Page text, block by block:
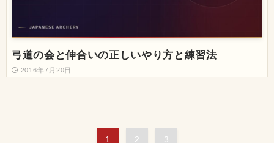
弓道の会と伸合いの正しいやり方と練習法
2016年7月20日
1 2 3